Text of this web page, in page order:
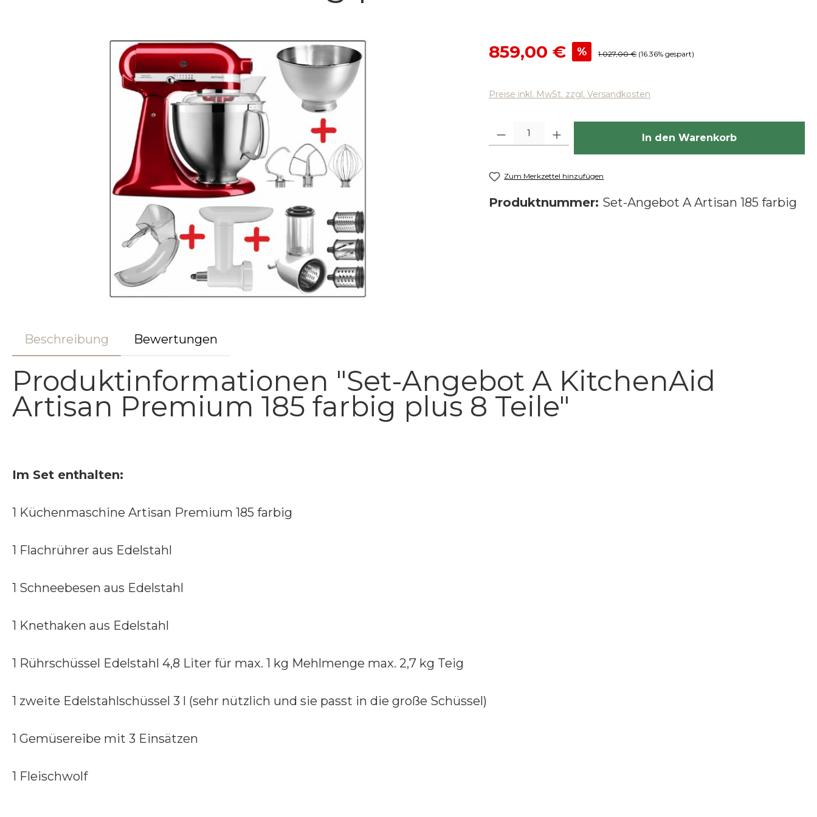
Bildergalerie überspringen Verkaufspreis:
859,00 € % Regulärer Preis:
1.027,00 € (16.36% gespart)
Preise inkl. MwSt. zzgl. Versandkosten
Produkt Anzahl: Gib den gewünschten Wert ein oder benutze die
In den Warenkorb
Zum Merkzettel hinzufügen
Produktnummer: Set-Angebot A Artisan 185 farbig
Beschreibung Bewertungen
Produktinformationen "Set-Angebot A KitchenAid
Artisan Premium 185 farbig plus 8 Teile"
Im Set enthalten:
1 Küchenmaschine Artisan Premium 185 farbig
1 Flachrührer aus Edelstahl
1 Schneebesen aus Edelstahl
1 Knethaken aus Edelstahl
1 Rührschüssel Edelstahl 4,8 Liter für max. 1 kg Mehlmenge max. 2,7 kg Teig
1 zweite Edelstahlschüssel 3 l (sehr nützlich und sie passt in die große Schüssel)
1 Gemüsereibe mit 3 Einsätzen
1 Fleischwolf